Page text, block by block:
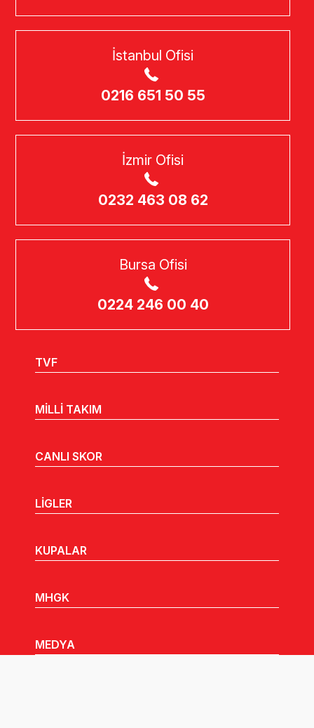
İstanbul Ofisi
0216 651 50 55
İzmir Ofisi
0232 463 08 62
Bursa Ofisi
0224 246 00 40
TVF
MİLLİ TAKIM
CANLI SKOR
LİGLER
KUPALAR
MHGK
MEDYA